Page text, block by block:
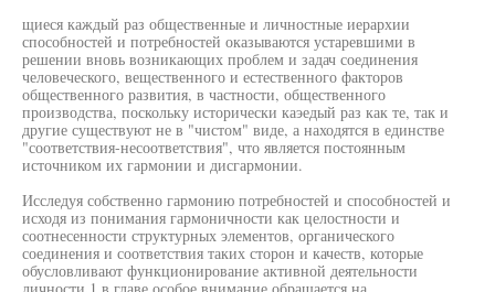
щиеся каждый раз общественные и личностные иерархии
способностей и потребностей оказываются устаревшими в
решении вновь возникающих проблем и задач соединения
человеческого, вещественного и естественного факторов
общественного развития, в частности, общественного
производства, поскольку исторически каэедый раз как те, так и
другие существуют не в "чистом" виде, а находятся в единстве
"соответствия-несоответствия", что является постоянным
источником их гармонии и дисгармонии.
Исследуя собственно гармонию потребностей и способностей и
исходя из понимания гармоничности как целостности и
соотнесенности структурных элементов, органического
соединения и соответствия таких сторон и качеств, которые
обусловливают функционирование активной деятельности